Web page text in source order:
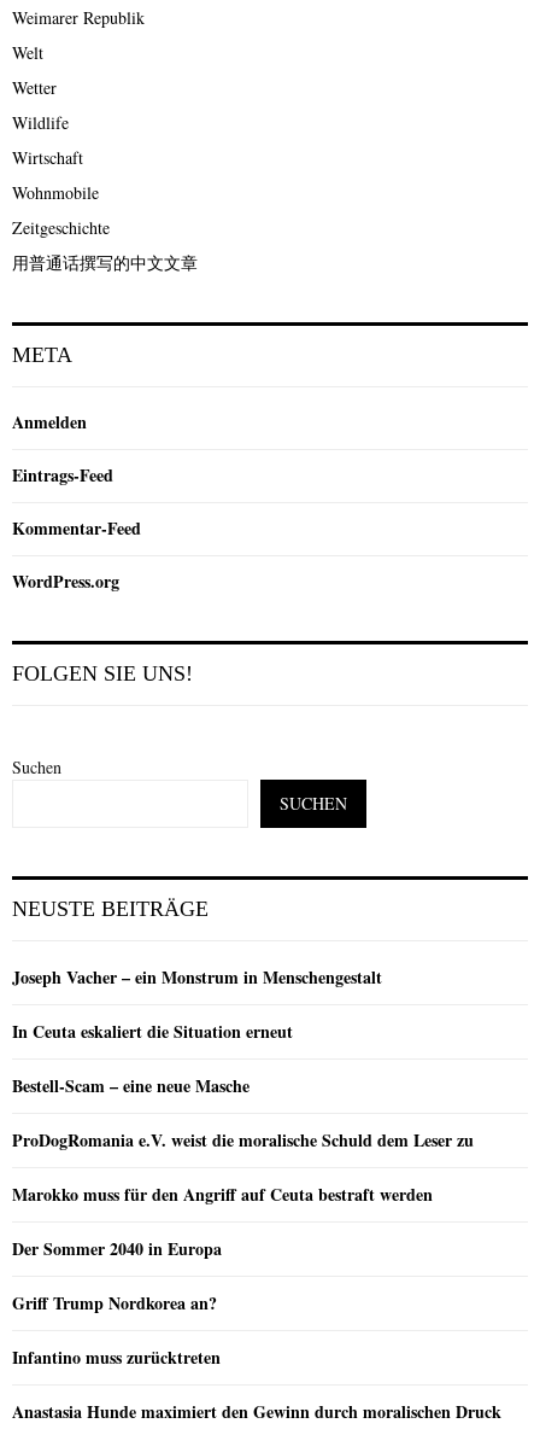
Weimarer Republik
Welt
Wetter
Wildlife
Wirtschaft
Wohnmobile
Zeitgeschichte
用普通话撰写的中文文章
META
Anmelden
Eintrags-Feed
Kommentar-Feed
WordPress.org
FOLGEN SIE UNS!
Suchen
SUCHEN
NEUSTE BEITRÄGE
Joseph Vacher – ein Monstrum in Menschengestalt
In Ceuta eskaliert die Situation erneut
Bestell-Scam – eine neue Masche
ProDogRomania e.V. weist die moralische Schuld dem Leser zu
Marokko muss für den Angriff auf Ceuta bestraft werden
Der Sommer 2040 in Europa
Griff Trump Nordkorea an?
Infantino muss zurücktreten
Anastasia Hunde maximiert den Gewinn durch moralischen Druck